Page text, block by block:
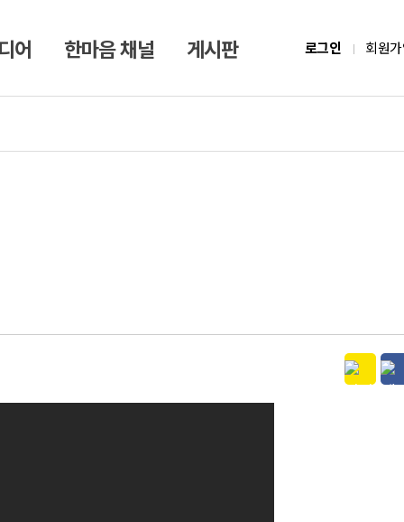
어 한마음 채널 게시판 로그인 회원